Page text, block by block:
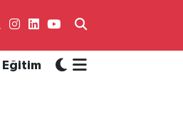
Eğitim